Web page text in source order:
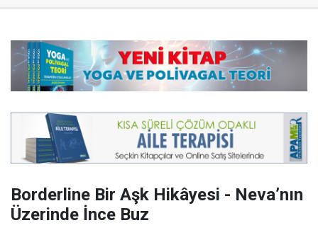
Borderline Bir Aşk Hikâyesi - Neva’nın
Üzerinde İnce Buz